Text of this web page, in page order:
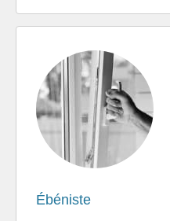
Ébéniste